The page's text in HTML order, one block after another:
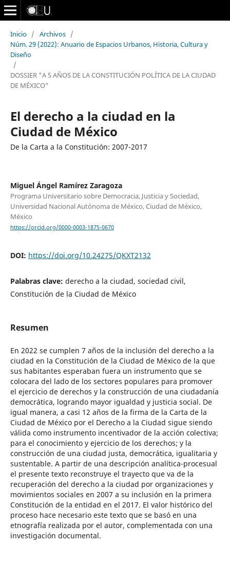
Inicio / Archivos /
Núm. 29 (2022): Anuario de Espacios Urbanos, Historia, Cultura y
Diseño
/
DOSSIER "A 5 AÑOS DE LA CONSTITUCIÓN POLÍTICA DE LA CIUDAD
DE MÉXICO"
El derecho a la ciudad en la
Ciudad de México
De la Carta a la Constitución: 2007-2017
Miguel Ángel Ramírez Zaragoza
Programa Universitario sobre Democracia, Justicia y Sociedad,
Universidad Nacional Autónoma de México, Ciudad de México,
México
https://orcid.org/0000-0003-1875-0670
DOI: https://doi.org/10.24275/QKXT2132
Palabras clave: derecho a la ciudad, sociedad civil,
Constitución de la Ciudad de México
Resumen
En 2022 se cumplen 7 años de la inclusión del derecho a la
ciudad en la Constitución de la Ciudad de México de la que
sus habitantes esperaban fuera un instrumento que se
colocara del lado de los sectores populares para promover
el ejercicio de derechos y la construcción de una ciudadanía
democrática, logrando mayor igualdad y justicia social. De
igual manera, a casi 12 años de la firma de la Carta de la
Ciudad de México por el Derecho a la Ciudad sigue siendo
válida como instrumento incentivador de la acción colectiva;
para el conocimiento y ejercicio de los derechos; y la
construcción de una ciudad justa, democrática, igualitaria y
sustentable. A partir de una descripción analítica-procesual
el presente texto reconstruye el trayecto que va de la
recuperación del derecho a la ciudad por organizaciones y
movimientos sociales en 2007 a su inclusión en la primera
Constitución de la entidad en el 2017. El valor histórico del
proceso hace necesario este texto que se basó en una
etnografía realizada por el autor, complementada con una
investigación documental.